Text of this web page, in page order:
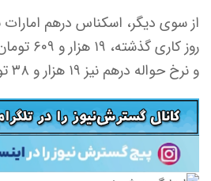
از سوی دیگر، اسکناس درهم امارات
روز کاری
و نرخ حواله درهم نیز ۱۹ هزار و ۳۸ تومان است.